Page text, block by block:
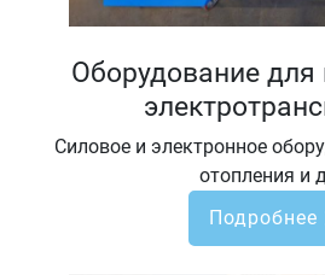
Оборудование для
Силовое и электронное
отопления и
Подробнее